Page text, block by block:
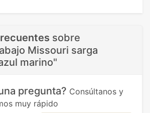
sobre
Missouri sarga
marino"
pregunta? Consúltanos y
muy rápido